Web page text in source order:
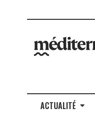
ACTUALITÉ